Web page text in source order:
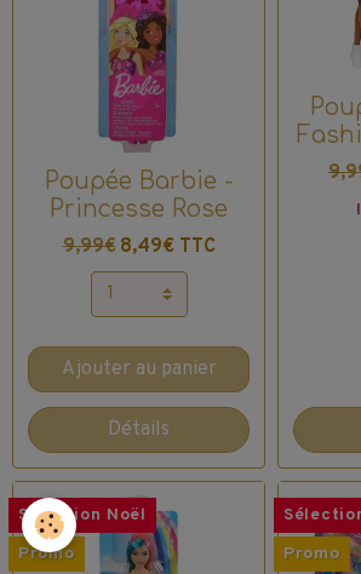
Poupée Barbie -
Princesse Rose
9,99€ 8,49€ TTC
Ajouter au panier
Détails
Sélection Noël
Promo
Promo